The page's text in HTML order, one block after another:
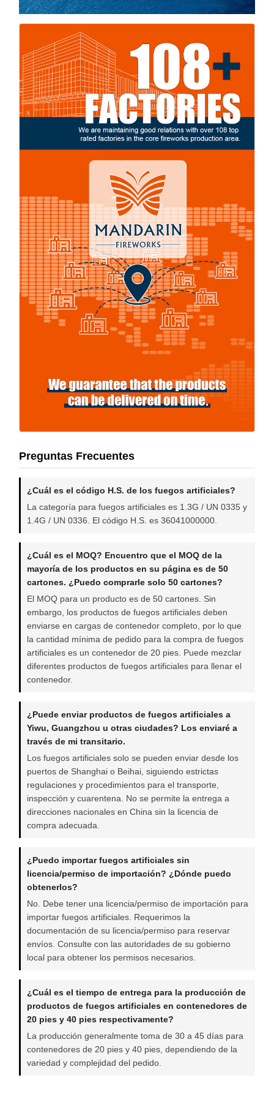
Preguntas Frecuentes
¿Cuál es el código H.S. de los fuegos artificiales?
La categoría para fuegos artificiales es 1.3G / UN 0335 y
1.4G / UN 0336. El código H.S. es 36041000000.
¿Cuál es el MOQ? Encuentro que el MOQ de la
mayoría de los productos en su página es de 50
cartones. ¿Puedo comprarle solo 50 cartones?
El MOQ para un producto es de 50 cartones. Sin
embargo, los productos de fuegos artificiales deben
enviarse en cargas de contenedor completo, por lo que
la cantidad mínima de pedido para la compra de fuegos
artificiales es un contenedor de 20 pies. Puede mezclar
diferentes productos de fuegos artificiales para llenar el
contenedor.
¿Puede enviar productos de fuegos artificiales a
Yiwu, Guangzhou u otras ciudades? Los enviaré a
través de mi transitario.
Los fuegos artificiales solo se pueden enviar desde los
puertos de Shanghai o Beihai, siguiendo estrictas
regulaciones y procedimientos para el transporte,
inspección y cuarentena. No se permite la entrega a
direcciones nacionales en China sin la licencia de
compra adecuada.
¿Puedo importar fuegos artificiales sin
licencia/permiso de importación? ¿Dónde puedo
obtenerlos?
No. Debe tener una licencia/permiso de importación para
importar fuegos artificiales. Requerimos la
documentación de su licencia/permiso para reservar
envíos. Consulte con las autoridades de su gobierno
local para obtener los permisos necesarios.
¿Cuál es el tiempo de entrega para la producción de
productos de fuegos artificiales en contenedores de
20 pies y 40 pies respectivamente?
La producción generalmente toma de 30 a 45 días para
contenedores de 20 pies y 40 pies, dependiendo de la
variedad y complejidad del pedido.